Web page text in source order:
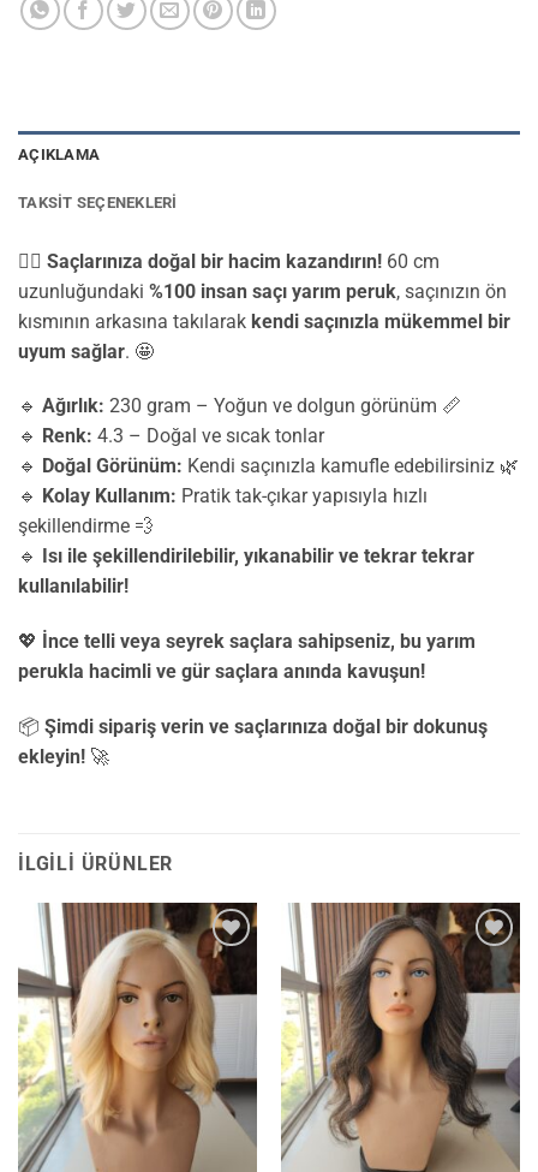
AÇIKLAMA
TAKSIT SEÇENEKLERI
💁‍♀️ Saçlarınıza doğal bir hacim kazandırın! 60 cm
uzunluğundaki %100 insan saçı yarım peruk, saçınızın ön
kısmının arkasına takılarak kendi saçınızla mükemmel bir
uyum sağlar. 🤩
🔹 Ağırlık: 230 gram – Yoğun ve dolgun görünüm 📏
🔹 Renk: 4.3 – Doğal ve sıcak tonlar
🔹 Doğal Görünüm: Kendi saçınızla kamufle edebilirsiniz 🌿
🔹 Kolay Kullanım: Pratik tak-çıkar yapısıyla hızlı
şekillendirme 💨
🔹
Isı ile şekillendirilebilir, yıkanabilir ve tekrar tekrar
kullanılabilir!
💖 İnce telli veya seyrek saçlara sahipseniz, bu yarım
perukla hacimli ve gür saçlara anında kavuşun!
📦 Şimdi sipariş verin ve saçlarınıza doğal bir dokunuş
ekleyin! 🚀
İLGILI ÜRÜNLER
İstek
Listesine
Ekle
İstek
Listesine
Ekle